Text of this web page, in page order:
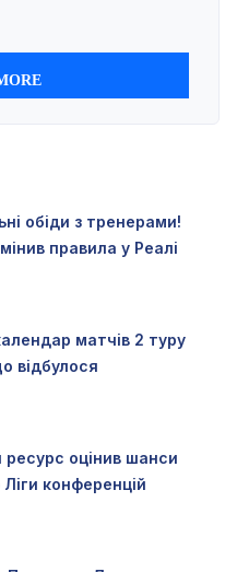
обіди з тренерами!
правила у Реалі
матчів 2 туру
відбулося
оцінив шанси
конференцій